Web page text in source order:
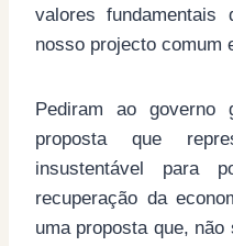
valores
nosso projecto comum
Pediram ao governo
proposta que
insustentável para
recuperação da
uma proposta que,